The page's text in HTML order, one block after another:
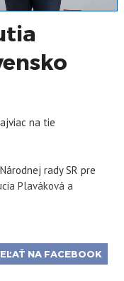
na tie
rady SR pre
Plaváková a
NA FACEBOOK